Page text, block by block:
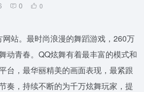
0 0
网站。最时尚浪漫的舞蹈游戏，260万
动青春。QQ炫舞有着最丰富的模式和
台，最华丽精美的画面表现，最紧跟
奏，持续不断的为千万炫舞玩家，提